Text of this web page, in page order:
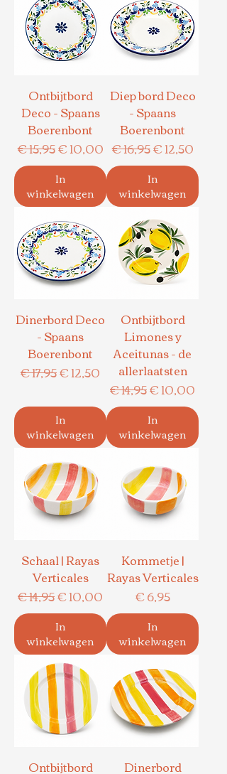
Ontbijtbord
Deco - Spaans
Boerenbont
Normale prijs
€ 15,95Verkoopprijs
€ 10,00
In
winkelwagen
Diep bord Deco
- Spaans
Boerenbont
Normale prijs
€ 16,95Verkoopprijs
€ 12,50
In
winkelwagen
Dinerbord Deco
- Spaans
Boerenbont
Normale prijs
€ 17,95Verkoopprijs
€ 12,50
In
winkelwagen
Ontbijtbord
Limones y
Aceitunas - de
allerlaatsten
Normale prijs
€ 14,95Verkoopprijs
€ 10,00
In
winkelwagen
Schaal | Rayas
Verticales
Normale prijs
€ 14,95Verkoopprijs
€ 10,00
In
winkelwagen
Kommetje |
Rayas Verticales
Prijs
€ 6,95
In
winkelwagen
Ontbijtbord
Dinerbord